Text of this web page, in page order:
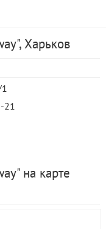
Харьков
21
на карте